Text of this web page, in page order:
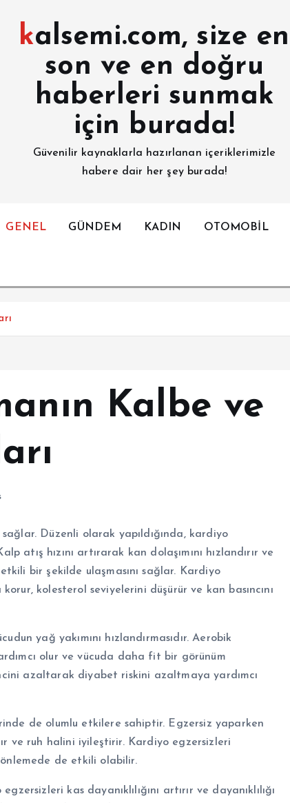
kalsemi.com, size en
son ve en doğru
haberleri sunmak
için burada!
Güvenilir kaynaklarla hazırlanan içeriklerimizle
habere dair her şey burada!
GENEL GÜNDEM KADIN OTOMOBİL
Kalbe ve
Düzenli olarak yapıldığında, kardiyo
atış hızını artırarak kan dolaşımını hızlandırır ve
bir şekilde ulaşmasını sağlar. Kardiyo
kolesterol seviyelerini düşürür ve kan basıncını
yağ yakımını hızlandırmasıdır. Aerobik
olur ve vücuda daha fit bir görünüm
azaltarak diyabet riskini azaltmaya yardımcı
de olumlu etkilere sahiptir. Egzersiz yaparken
ve ruh halini iyileştirir. Kardiyo egzersizleri
önlemede de etkili olabilir.
kas dayanıklılığını artırır ve dayanıklılığı